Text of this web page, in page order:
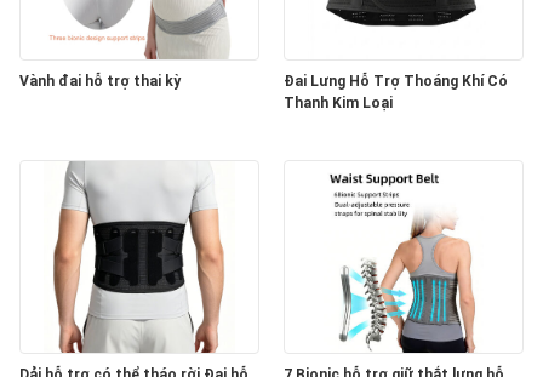
Vành đai hỗ trợ thai kỳ
Đai Lưng Hỗ Trợ Thoáng Khí Có
Thanh Kim Loại